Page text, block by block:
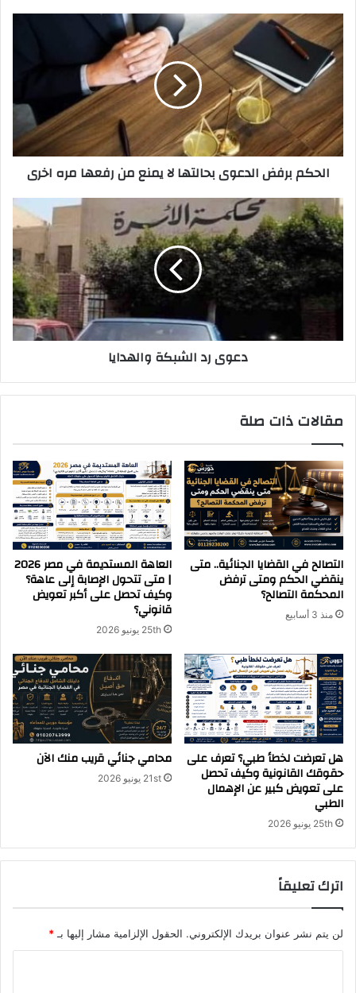
الحكم
برفض
الدعوى
بحالتها
يمنع
من
رفعها
مره
اخرى‬‬‬‬الحكم برفض الدعوى بحالتها لا يمنع من رفعها مره اخرى‬‬‬‬
دعوى
رد
الشبكة
والهدايا
دعوى رد الشبكة والهدايا
مقالات ذات صلة
التصالح في القضايا الجنائية.. متى
ينقضي الحكم ومتى ترفض
المحكمة التصالح؟
منذ 3 أسابيع
العاهة المستديمة في مصر 2026
| متى تتحول الإصابة إلى عاهة؟
وكيف تحصل على أكبر تعويض
قانوني؟
25th يونيو 2026
هل تعرضت لخطأ طبي؟ تعرف على
حقوقك القانونية وكيف تحصل
على تعويض كبير عن الإهمال
الطبي
25th يونيو 2026
محامي جنائي قريب منك الآن
21st يونيو 2026
اترك تعليقاً
لن يتم نشر عنوان بريدك الإلكتروني. الحقول الإلزامية مشار إليها بـ*